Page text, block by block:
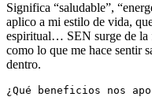
Significa “saludable”,
aplico a mi estilo de vida,
espiritual… SEN surge de la
como lo que me hace sentir
dentro.
¿Qué beneficios nos